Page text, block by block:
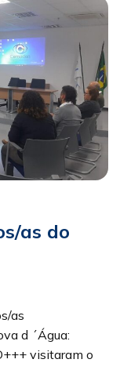
as do
as
d ´Água:
visitaram o